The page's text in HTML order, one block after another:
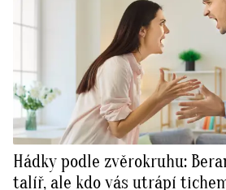
Hádky podle zvěrokruhu:
talíř, ale kdo vás utrápí